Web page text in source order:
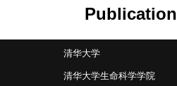
Publication
清华大学
清华大学生命科学学院